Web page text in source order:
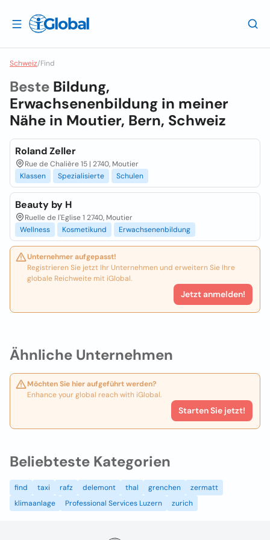
Schweiz/Find
Ähnliche Unternehmen
Möchten Sie hier aufgeführt werden?
Enhance your global reach with iGlobal.
Starten Sie jetzt!
Beste Bildung,
Erwachsenenbildung in meiner
Nähe in Moutier, Bern, Schweiz
Roland Zeller
Rue de Chalière 15 | 2740, Moutier
Klassen
Spezialisierte Schulen
Beauty by H
Ruelle de l'Eglise 1 2740, Moutier
Wellness
Kosmetikund Erwachsenenbildung
Unternehmer aufgepasst!
Registrieren Sie jetzt Ihr Unternehmen und erweitern Sie Ihre
globale Reichweite mit iGlobal.
Jetzt anmelden!
Beliebteste Kategorien
find taxi rafz delemont thal grenchen
zermatt
klimaanlage
Professional Services Luzern zurich